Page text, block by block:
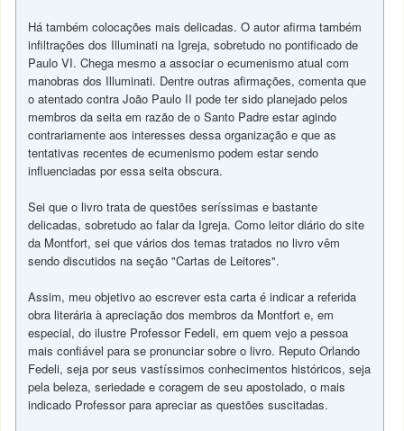
Há também colocações mais delicadas. O autor afirma também
infiltrações dos Illuminati na Igreja, sobretudo no pontificado de
Paulo VI. Chega mesmo a associar o ecumenismo atual com
manobras dos Illuminati. Dentre outras afirmações, comenta que
o atentado contra João Paulo II pode ter sido planejado pelos
membros da seita em razão de o Santo Padre estar agindo
contrariamente aos interesses dessa organização e que as
tentativas recentes de ecumenismo podem estar sendo
influenciadas por essa seita obscura.
Sei que o livro trata de questões seríssimas e bastante
delicadas, sobretudo ao falar da Igreja. Como leitor diário do site
da Montfort, sei que vários dos temas tratados no livro vêm
sendo discutidos na seção "Cartas de Leitores".
Assim, meu objetivo ao escrever esta carta é indicar a referida
obra literária à apreciação dos membros da Montfort e, em
especial, do ilustre Professor Fedeli, em quem vejo a pessoa
mais confiável para se pronunciar sobre o livro. Reputo Orlando
Fedeli, seja por seus vastíssimos conhecimentos históricos, seja
pela beleza, seriedade e coragem de seu apostolado, o mais
indicado Professor para apreciar as questões suscitadas.